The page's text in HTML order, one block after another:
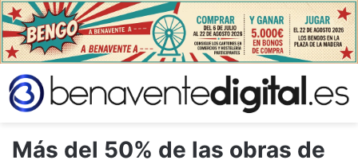
Más del 50% de las obras de